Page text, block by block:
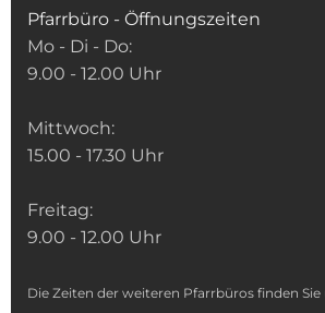
Pfarrbüro - Öffnungszeiten
Mo - Di - Do:
9.00 - 12.00 Uhr
Mittwoch:
15.00 - 17.30 Uhr
Freitag:
9.00 - 12.00 Uhr
Die Zeiten der weiteren Pfarrbüros finden Sie